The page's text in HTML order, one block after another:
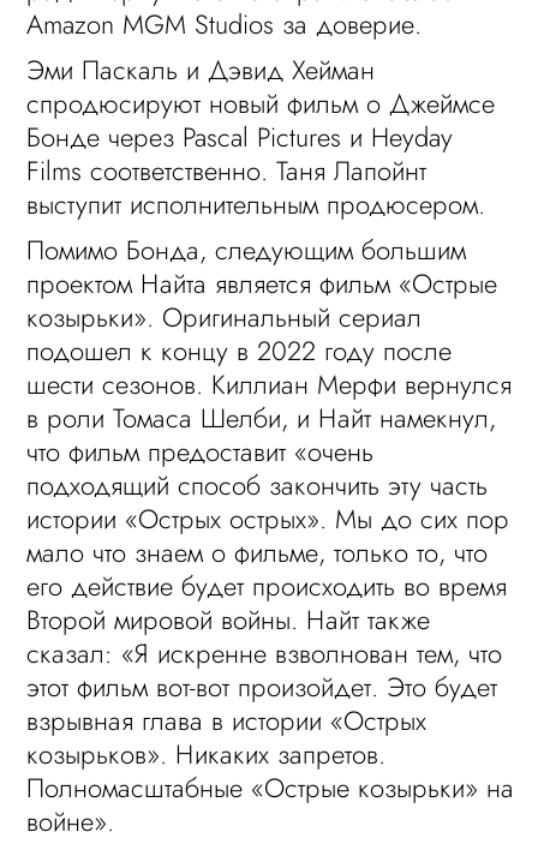
Amazon MGM Studios за доверие.
Эми Паскаль и Дэвид Хейман
спродюсируют новый фильм о Джеймсе
Бонде через Pascal Pictures и Heyday
Films соответственно. Таня Лапойнт
выступит исполнительным продюсером.
Помимо Бонда, следующим большим
проектом Найта является фильм «Острые
козырьки». Оригинальный сериал
подошел к концу в 2022 году после
шести сезонов. Киллиан Мерфи вернулся
в роли Томаса Шелби, и Найт намекнул,
что фильм предоставит «очень
подходящий способ закончить эту часть
истории «Острых острых». Мы до сих пор
мало что знаем о фильме, только то, что
его действие будет происходить во время
Второй мировой войны. Найт также
сказал: «Я искренне взволнован тем, что
этот фильм вот-вот произойдет. Это будет
взрывная глава в истории «Острых
козырьков». Никаких запретов.
Полномасштабные «Острые козырьки» на
войне».